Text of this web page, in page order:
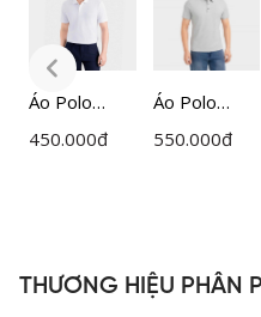
Áo Polo
Ngắn Tay
450.000đ
Áo Polo
ngắn tay
Regular Fit
550.000đ
THƯƠNG HIỆU PHÂN